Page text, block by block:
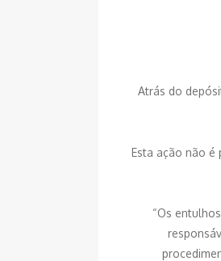
Atrás do
Esta ação não é
“Os